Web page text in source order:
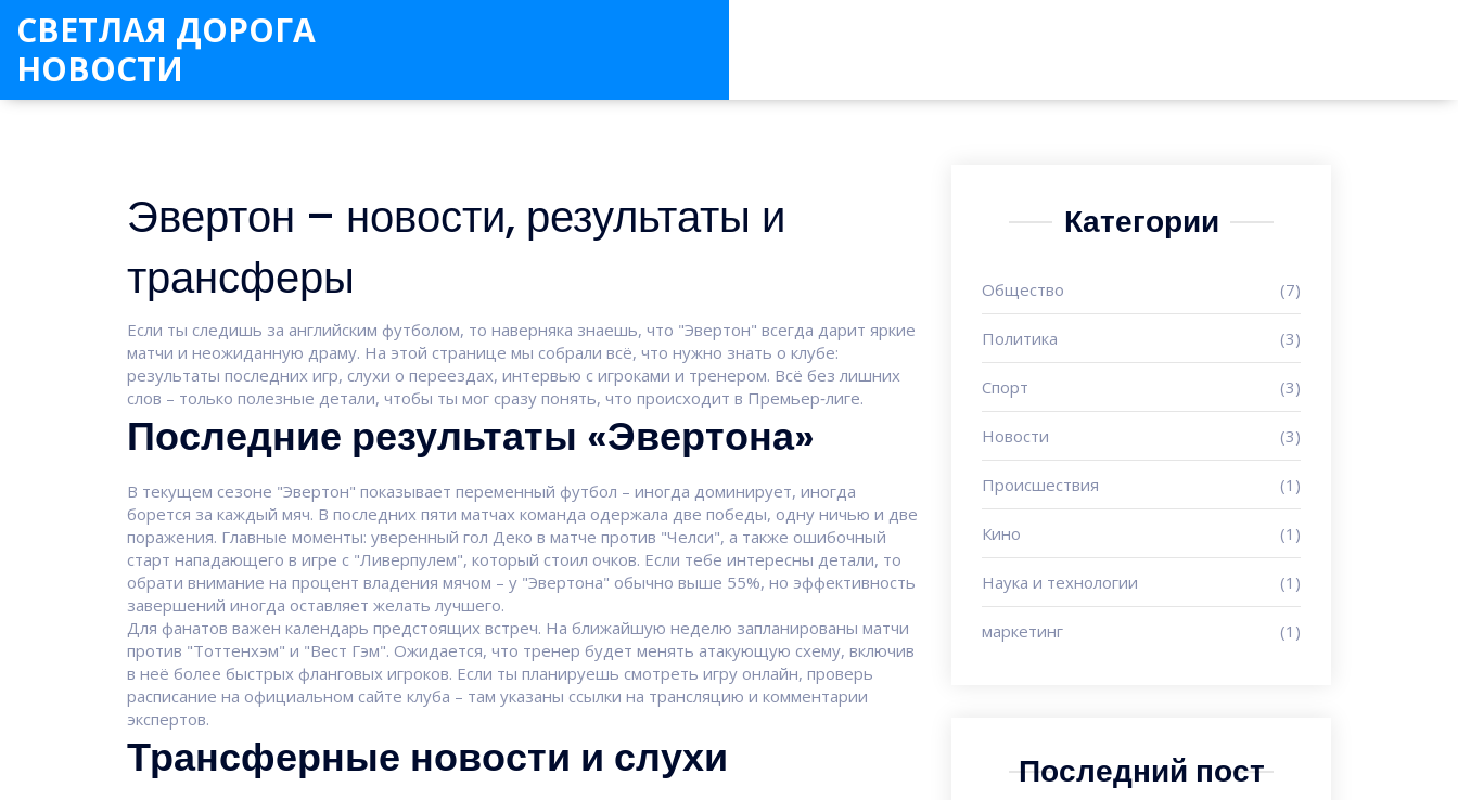
СВЕТЛАЯ ДОРОГА
НОВОСТИ
Эвертон – новости, результаты и
трансферы
Если ты следишь за английским футболом, то наверняка знаешь, что "Эвертон" всегда дарит яркие
матчи и неожиданную драму. На этой странице мы собрали всё, что нужно знать о клубе:
результаты последних игр, слухи о переездах, интервью с игроками и тренером. Всё без лишних
слов – только полезные детали, чтобы ты мог сразу понять, что происходит в Премьер‑лиге.
Последние результаты «Эвертона»
В текущем сезоне "Эвертон" показывает переменный футбол – иногда доминирует, иногда
борется за каждый мяч. В последних пяти матчах команда одержала две победы, одну ничью и две
поражения. Главные моменты: уверенный гол Деко в матче против "Челси", а также ошибочный
старт нападающего в игре с "Ливерпулем", который стоил очков. Если тебе интересны детали, то
обрати внимание на процент владения мячом – у "Эвертона" обычно выше 55%, но эффективность
завершений иногда оставляет желать лучшего.
Для фанатов важен календарь предстоящих встреч. На ближайшую неделю запланированы матчи
против "Тоттенхэм" и "Вест Гэм". Ожидается, что тренер будет менять атакующую схему, включив
в неё более быстрых фланговых игроков. Если ты планируешь смотреть игру онлайн, проверь
расписание на официальном сайте клуба – там указаны ссылки на трансляцию и комментарии
экспертов.
Трансферные новости и слухи
Категории
Общество (7)
Политика (3)
Спорт (3)
Новости (3)
Происшествия (1)
Кино (1)
Наука и технологии (1)
маркетинг (1)
Последний пост